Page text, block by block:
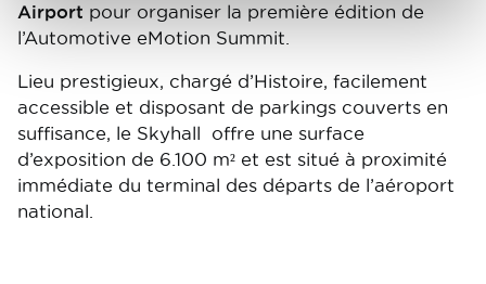
Airport pour organiser la première édition de
l’Automotive eMotion Summit.
Lieu prestigieux, chargé d’Histoire, facilement
accessible et disposant de parkings couverts en
suffisance, le Skyhall offre une surface
d’exposition de 6.100 m² et est situé à proximité
immédiate du terminal des départs de l’aéroport
national.